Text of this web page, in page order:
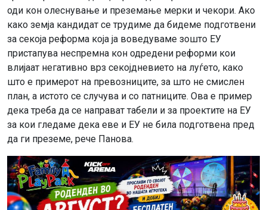
оди кон олеснување и преземање мерки и чекори. Ако
како земја кандидат се трудиме да бидеме подготвени
за секоја реформа која ја воведуваме зошто ЕУ
пристапува неспремна кон одредени реформи кои
влијаат негативно врз секојдневието на луѓето, како
што е примерот на превозниците, за што не смислен
план, а истото се случува и со патниците. Ова е пример
дека треба да се направат табели и за проектите на ЕУ
за кои гледаме дека еве и ЕУ не била подготвена пред
да ги преземе, рече Панова.